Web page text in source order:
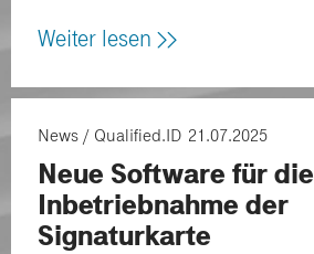
Weiter lesen
News Qualified.ID 21.07.2025
Neue Software für die
Inbetriebnahme der
Signaturkarte